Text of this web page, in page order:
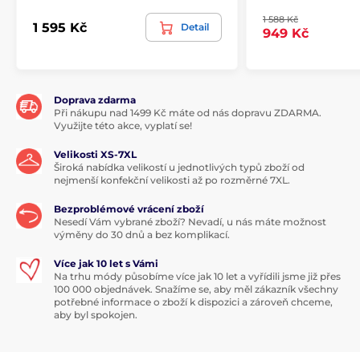
1 595 Kč Detail
1 588 Kč
949 Kč
Doprava zdarma
Při nákupu nad 1499 Kč máte od nás dopravu ZDARMA.
Využijte této akce, vyplatí se!
Velikosti XS-7XL
Široká nabídka velikostí u jednotlivých typů zboží od
nejmenší konfekční velikosti až po rozměrné 7XL.
Bezproblémové vrácení zboží
Nesedí Vám vybrané zboží? Nevadí, u nás máte možnost
výměny do 30 dnů a bez komplikací.
Více jak 10 let s Vámi
Na trhu módy působíme více jak 10 let a vyřídili jsme již přes
100 000 objednávek. Snažíme se, aby měl zákazník všechny
potřebné informace o zboží k dispozici a zároveň chceme,
aby byl spokojen.